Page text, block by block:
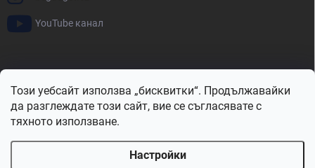
Този уебсайт използва „бисквитки“. Продължавайки
да разглеждате този сайт, вие се съгласявате с
тяхното използване.
Настройки
YouTube канал
BeGadget.ro
BeGadget.pl BeGadget.hr BeGadget.si